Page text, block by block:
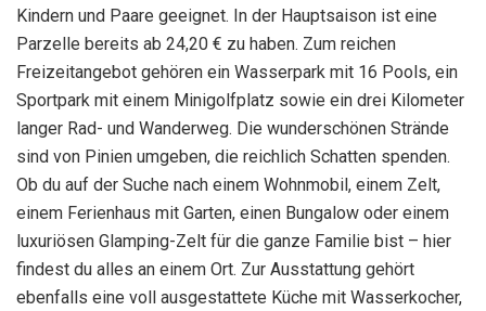
Kindern und Paare geeignet. In der Hauptsaison ist eine
Parzelle bereits ab 24,20 € zu haben. Zum reichen
Freizeitangebot gehören ein Wasserpark mit 16 Pools, ein
Sportpark mit einem Minigolfplatz sowie ein drei Kilometer
langer Rad- und Wanderweg. Die wunderschönen Strände
sind von Pinien umgeben, die reichlich Schatten spenden.
Ob du auf der Suche nach einem Wohnmobil, einem Zelt,
einem Ferienhaus mit Garten, einen Bungalow oder einem
luxuriösen Glamping-Zelt für die ganze Familie bist – hier
findest du alles an einem Ort. Zur Ausstattung gehört
ebenfalls eine voll ausgestattete Küche mit Wasserkocher,